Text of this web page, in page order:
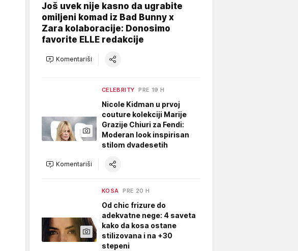
Još uvek nije kasno da ugrabite
omiljeni komad iz Bad Bunny x
Zara kolaboracije: Donosimo
favorite ELLE redakcije
Komentariši
CELEBRITY PRE 19 H
Nicole Kidman u prvoj
couture kolekciji Marije
Grazije Chiuri za Fendi:
Moderan look inspirisan
stilom dvadesetih
Komentariši
KOSA PRE 20 H
Od chic frizure do
adekvatne nege: 4 saveta
kako da kosa ostane
stilizovana i na +30
stepeni